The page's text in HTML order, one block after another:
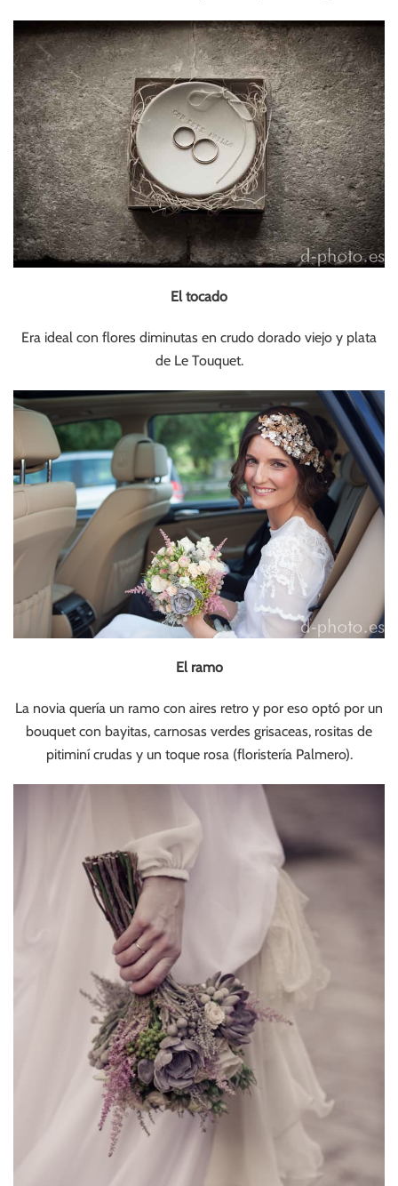
El tocado
Era ideal con flores diminutas en crudo dorado viejo y plata
de Le Touquet.
El ramo
La novia quería un ramo con aires retro y por eso optó por un
bouquet con bayitas, carnosas verdes grisaceas, rositas de
pitiminí crudas y un toque rosa (floristería Palmero).